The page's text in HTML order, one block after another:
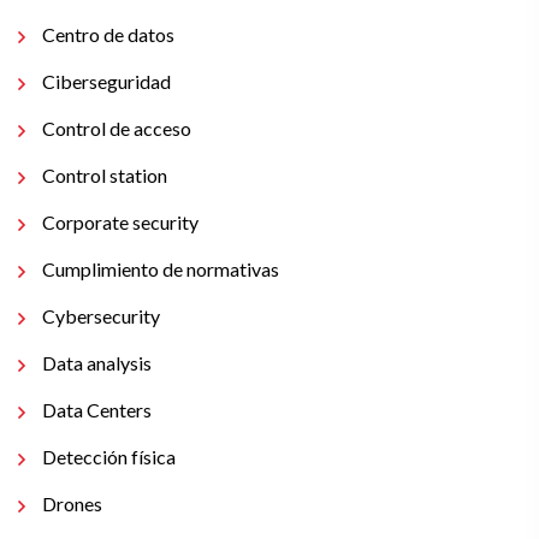
Centro de datos
Ciberseguridad
Control de acceso
Control station
Corporate security
Cumplimiento de normativas
Cybersecurity
Data analysis
Data Centers
Detección física
Drones